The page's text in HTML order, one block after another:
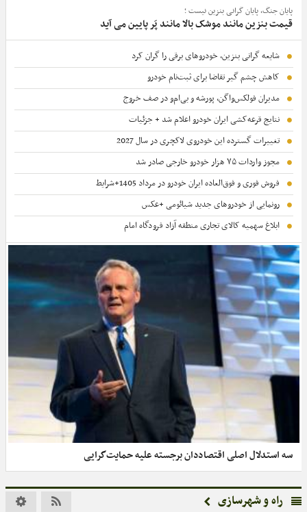
پایان جنگ، پایان گرانی بنزین نیست ؛
قیمت بنزین مانند موشک بالا مانند پَر پایین می آید
شایعه گرانی بنزین، خودروهای برقی را گران کرد
کاهش چشم گیر تقاضا برای ثبت‌نام خودرو
مدیران فولکس‌واگن، پورشه و بی‌ام‌و در صف خروج
نتایج قرعه‌کشی ایران خودرو اعلام شد + جزئیات
تغییرات گسترده این خودروی لاکچری در سال 2027
مجوز واردات ۷۵ هزار خودرو خارجی صادر شد
فروش فوری و فوق‌العاده ایران خودرو در مرداد 1405+شرایط
رونمایی از خودروهای جدید شیائومی +عکس
ابلاغ سهمیه کالای تجاری منطقه آزاد فرودگاه امام
سه استدلال اصلی اقتصاددان برجسته علیه حمایت‌گرایی
راه و شهرسازی